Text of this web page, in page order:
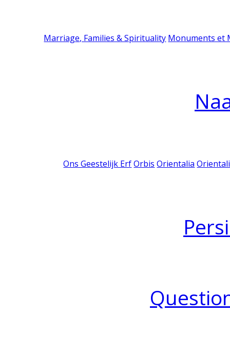
Marriage, Families & Spirituality Monuments et
Ons Geestelijk Erf Orbis Orientalia